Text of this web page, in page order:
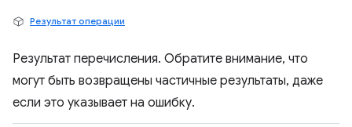
Результат операции
Результат перечисления. Обратите внимание, что
могут быть возвращены частичные результаты, даже
если это указывает на ошибку.